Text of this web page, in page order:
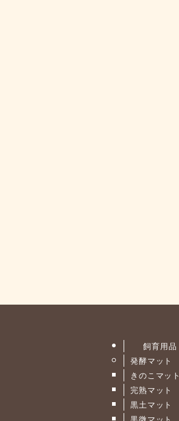
飼育用品
発酵マット
きのこマット
完熟マット
黒土マット
黒微マット